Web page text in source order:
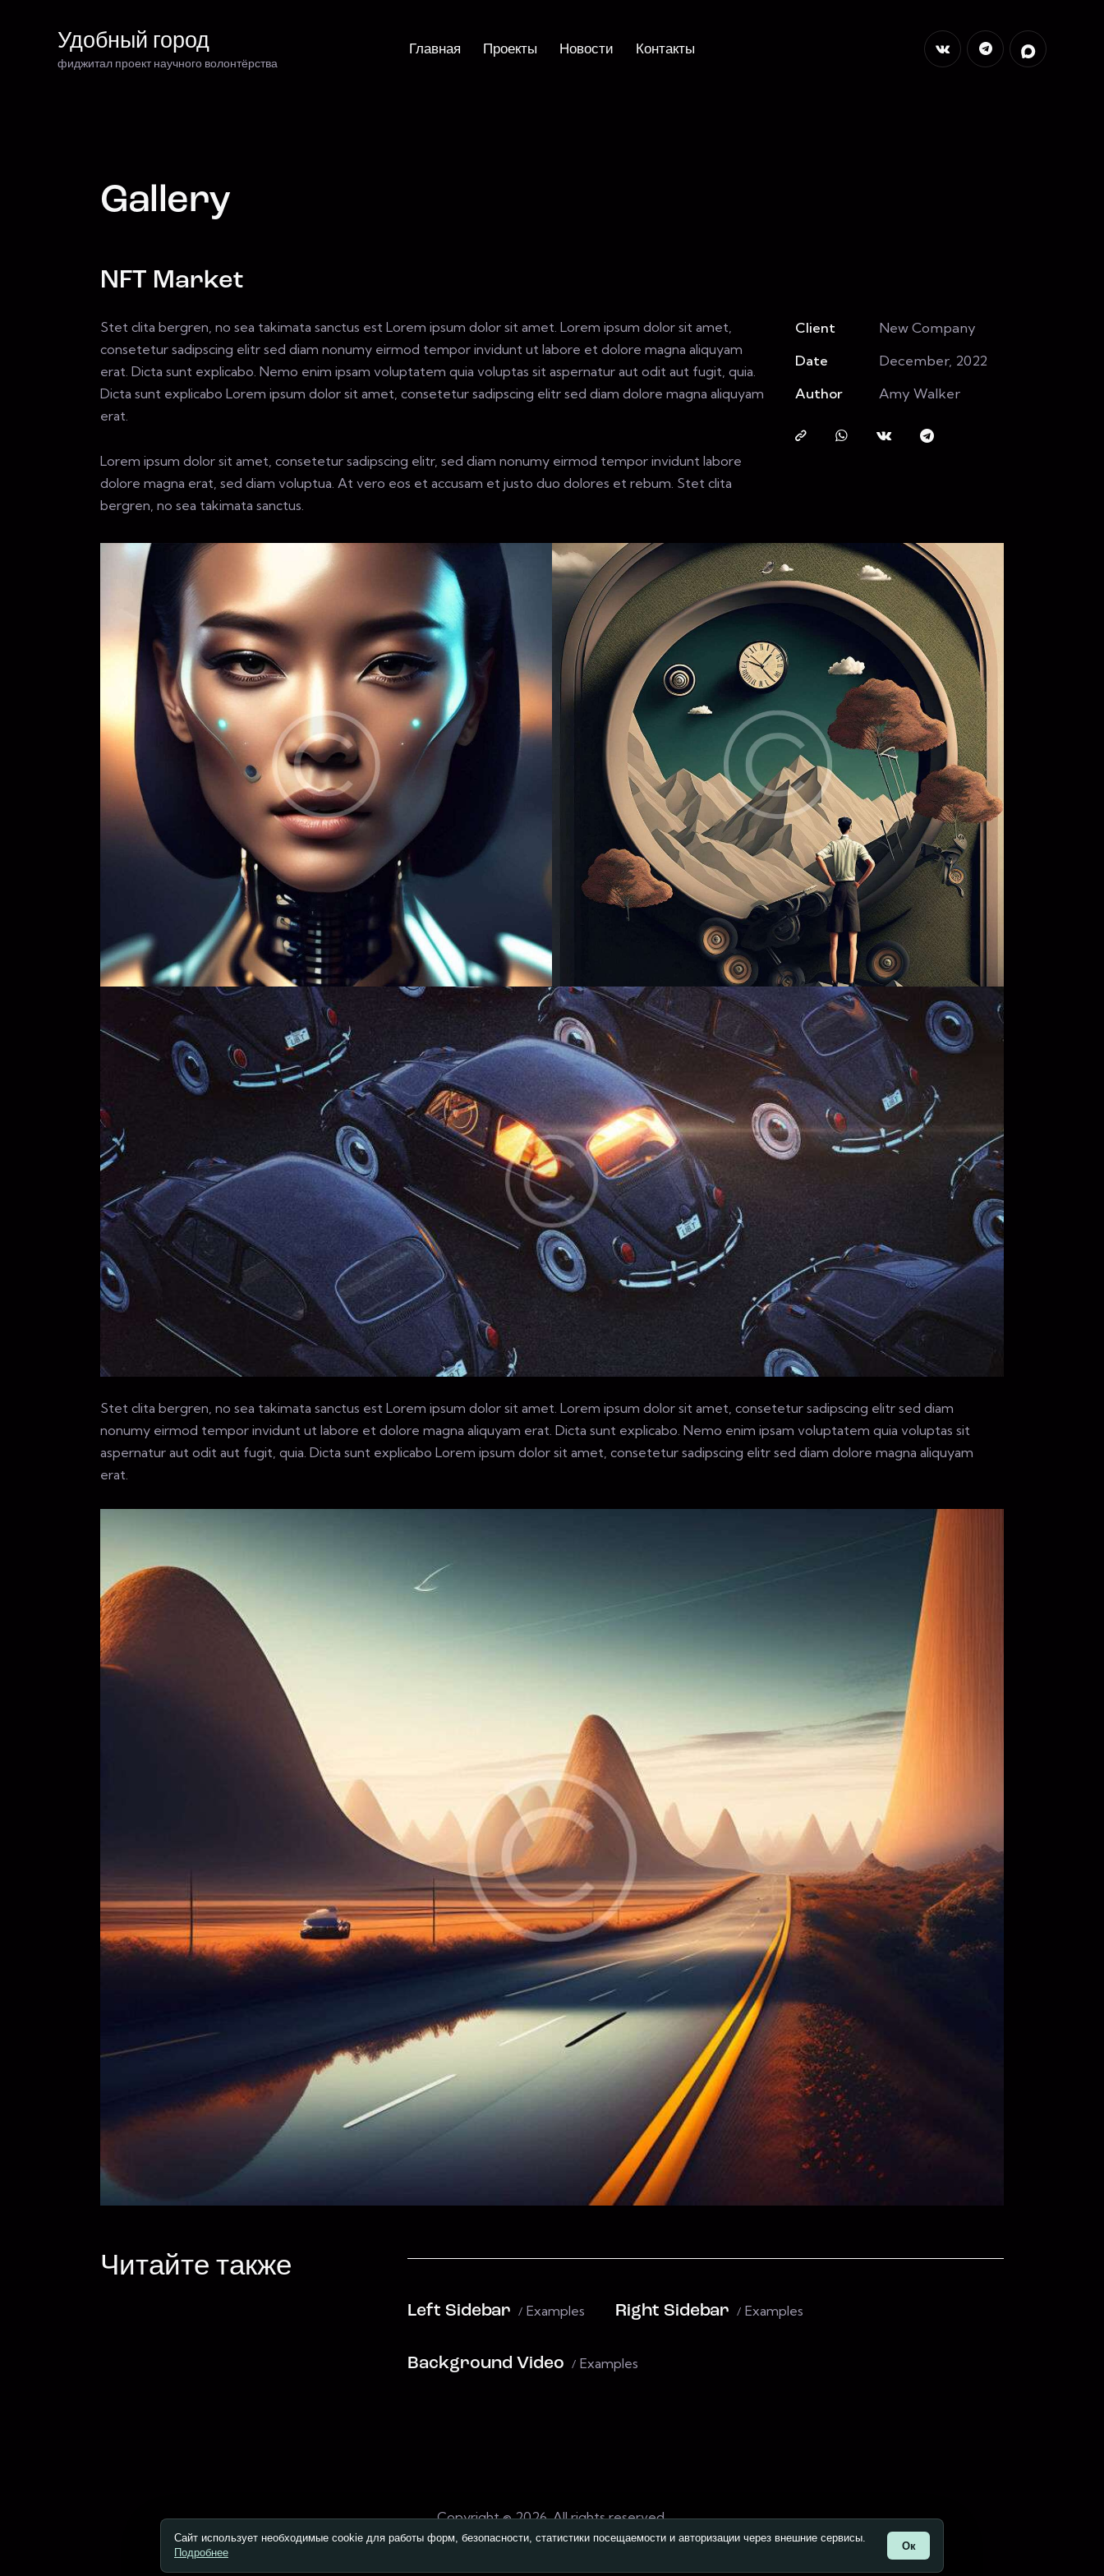
Удобный город
фиджитал проект научного волонтёрства
Главная Проекты Новости Контакты
Gallery
NFT Market
Stet clita bergren, no sea takimata sanctus est Lorem ipsum dolor sit amet. Lorem ipsum dolor sit amet,
consetetur sadipscing elitr sed diam nonumy eirmod tempor invidunt ut labore et dolore magna aliquyam
erat. Dicta sunt explicabo. Nemo enim ipsam voluptatem quia voluptas sit aspernatur aut odit aut fugit, quia.
Dicta sunt explicabo Lorem ipsum dolor sit amet, consetetur sadipscing elitr sed diam dolore magna aliquyam
erat.
Lorem ipsum dolor sit amet, consetetur sadipscing elitr, sed diam nonumy eirmod tempor invidunt labore
dolore magna erat, sed diam voluptua. At vero eos et accusam et justo duo dolores et rebum. Stet clita
bergren, no sea takimata sanctus.
Client
New Company
Date
December, 2022
Author
Amy Walker
Stet clita bergren, no sea takimata sanctus est Lorem ipsum dolor sit amet. Lorem ipsum dolor sit amet, consetetur sadipscing elitr sed diam
nonumy eirmod tempor invidunt ut labore et dolore magna aliquyam erat. Dicta sunt explicabo. Nemo enim ipsam voluptatem quia voluptas sit
aspernatur aut odit aut fugit, quia. Dicta sunt explicabo Lorem ipsum dolor sit amet, consetetur sadipscing elitr sed diam dolore magna aliquyam
erat.
Читайте также
Examples
Left Sidebar Examples
Right Sidebar
Examples
Background Video
Copyright © 2026. All rights reserved.
Сайт использует необходимые cookie для работы форм, безопасности, статистики посещаемости и авторизации через внешние сервисы.
Подробнее
Ок